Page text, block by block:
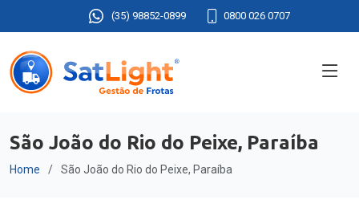
(35) 98852-0899 0800 026 0707
São João do Rio do Peixe, Paraíba
Home São João do Rio do Peixe, Paraíba